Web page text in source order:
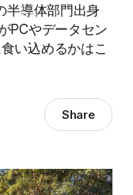
半導体部門出身
PCやデータセン
い込めるかはこ
Share